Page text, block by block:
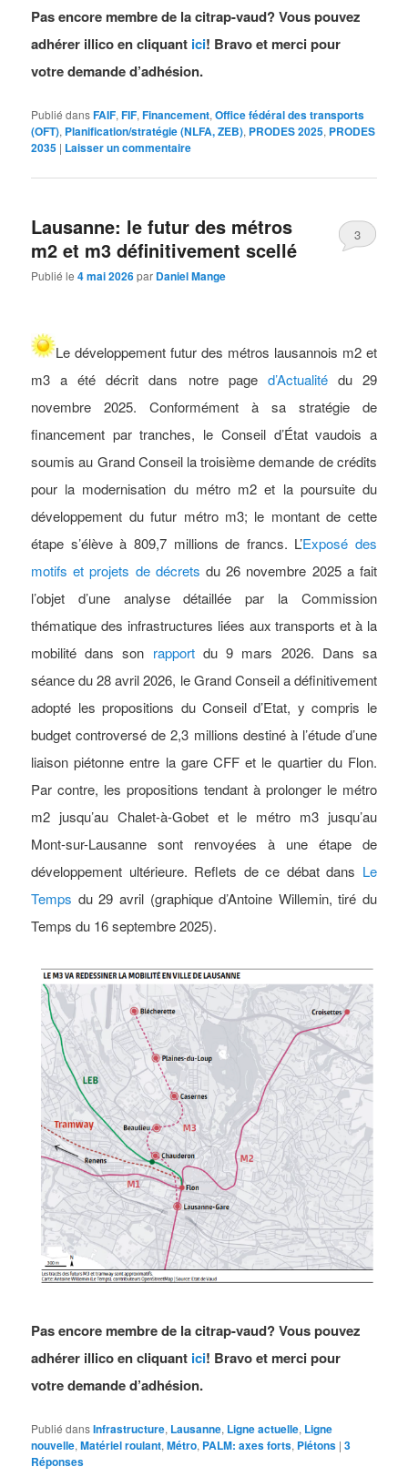
Pas encore membre de la citrap-vaud? Vous pouvez
adhérer illico en cliquant ici! Bravo et merci pour
votre demande d’adhésion.
Publié dansFAIF,FIF,Financement,Office fédéral des transports
(OFT), Planification/stratégie (NLFA, ZEB), PRODES 2025, PRODES
2035 | Laisser un commentaire
Lausanne: le futur des métros
m2 et m3 définitivement scellé
Publié le4 mai 2026par Daniel Mange
3
Le développement futur des métros lausannois m2 et
m3 a été décrit dans notre page d’Actualitédu 29
novembre 2025. Conformément à sa stratégie de
financement par tranches, le Conseil d’État vaudois a
soumis au Grand Conseil la troisième demande de crédits
pour la modernisation du métro m2 et la poursuite du
développement du futur métro m3; le montant de cette
étape s’élève à 809,7 millions de francs. L’Exposé des
motifs et projets de décrets du 26 novembre 2025 a fait
l’objet d’une analyse détaillée par la Commission
thématique des infrastructures liées aux transports et à la
mobilité dans son rapportdu 9 mars 2026. Dans sa
séance du 28 avril 2026, le Grand Conseil a définitivement
adopté les propositions du Conseil d’Etat, y compris le
budget controversé de 2,3 millions destiné à l’étude d’une
liaison piétonne entre la gare CFF et le quartier du Flon.
Par contre, les propositions tendant à prolonger le métro
m2 jusqu’au Chalet-à-Gobet et le métro m3 jusqu’au
Mont-sur-Lausanne sont renvoyées à une étape de
développement ultérieure. Reflets de ce débat dans Le
Temps du 29 avril (graphique d’Antoine Willemin, tiré du
Temps du 16 septembre 2025).
Pas encore membre de la citrap-vaud? Vous pouvez
adhérer illico en cliquant ici! Bravo et merci pour
votre demande d’adhésion.
Publié dansInfrastructure, Lausanne, Ligne actuelle, Ligne
nouvelle,Matériel roulant,Métro, PALM: axes forts, Piétons |3
Réponses